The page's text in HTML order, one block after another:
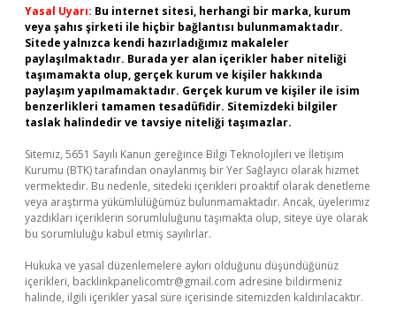
Yasal Uyarı: Bu internet sitesi, herhangi bir marka, kurum
veya şahıs şirketi ile hiçbir bağlantısı bulunmamaktadır.
Sitede yalnızca kendi hazırladığımız makaleler
paylaşılmaktadır. Burada yer alan içerikler haber niteliği
taşımamakta olup, gerçek kurum ve kişiler hakkında
paylaşım yapılmamaktadır. Gerçek kurum ve kişiler ile isim
benzerlikleri tamamen tesadüfidir. Sitemizdeki bilgiler
taslak halindedir ve tavsiye niteliği taşımazlar.
Sitemiz, 5651 Sayılı Kanun gereğince Bilgi Teknolojileri ve İletişim
Kurumu (BTK) tarafından onaylanmış bir Yer Sağlayıcı olarak hizmet
vermektedir. Bu nedenle, sitedeki içerikleri proaktif olarak denetleme
veya araştırma yükümlülüğümüz bulunmamaktadır. Ancak, üyelerimiz
yazdıkları içeriklerin sorumluluğunu taşımakta olup, siteye üye olarak
bu sorumluluğu kabul etmiş sayılırlar.
Hukuka ve yasal düzenlemelere aykırı olduğunu düşündüğünüz
içerikleri, backlinkpanelicomtr@gmail.com adresine bildirmeniz
halinde, ilgili içerikler yasal süre içerisinde sitemizden kaldırılacaktır.